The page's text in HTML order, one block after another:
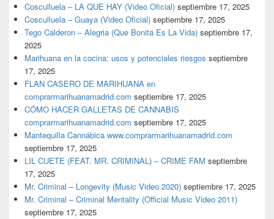
Cosculluela – LA QUE HAY (Video Oficial) septiembre 17, 2025
Cosculluela – Guaya (Video Oficial) septiembre 17, 2025
Tego Calderon – Alegria (Que Bonita Es La Vida) septiembre 17,
2025
Marihuana en la cocina: usos y potenciales riesgos septiembre
17, 2025
FLAN CASERO DE MARIHUANA en
comprarmarihuanamadrid.com septiembre 17, 2025
CÓMO HACER GALLETAS DE CANNABIS
comprarmarihuanamadrid.com septiembre 17, 2025
Mantequilla Cannábica www.comprarmarihuanamadrid.com
septiembre 17, 2025
LIL CUETE (FEAT. MR. CRIMINAL) – CRIME FAM septiembre
17, 2025
Mr. Criminal – Longevity (Music Video 2020) septiembre 17, 2025
Mr. Criminal – Criminal Mentality (Official Music Video 2011)
septiembre 17, 2025